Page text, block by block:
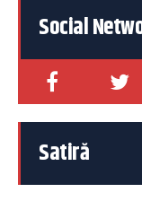
Social
Satiră